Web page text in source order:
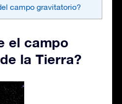
campo gravitatorio?
el campo
la Tierra?